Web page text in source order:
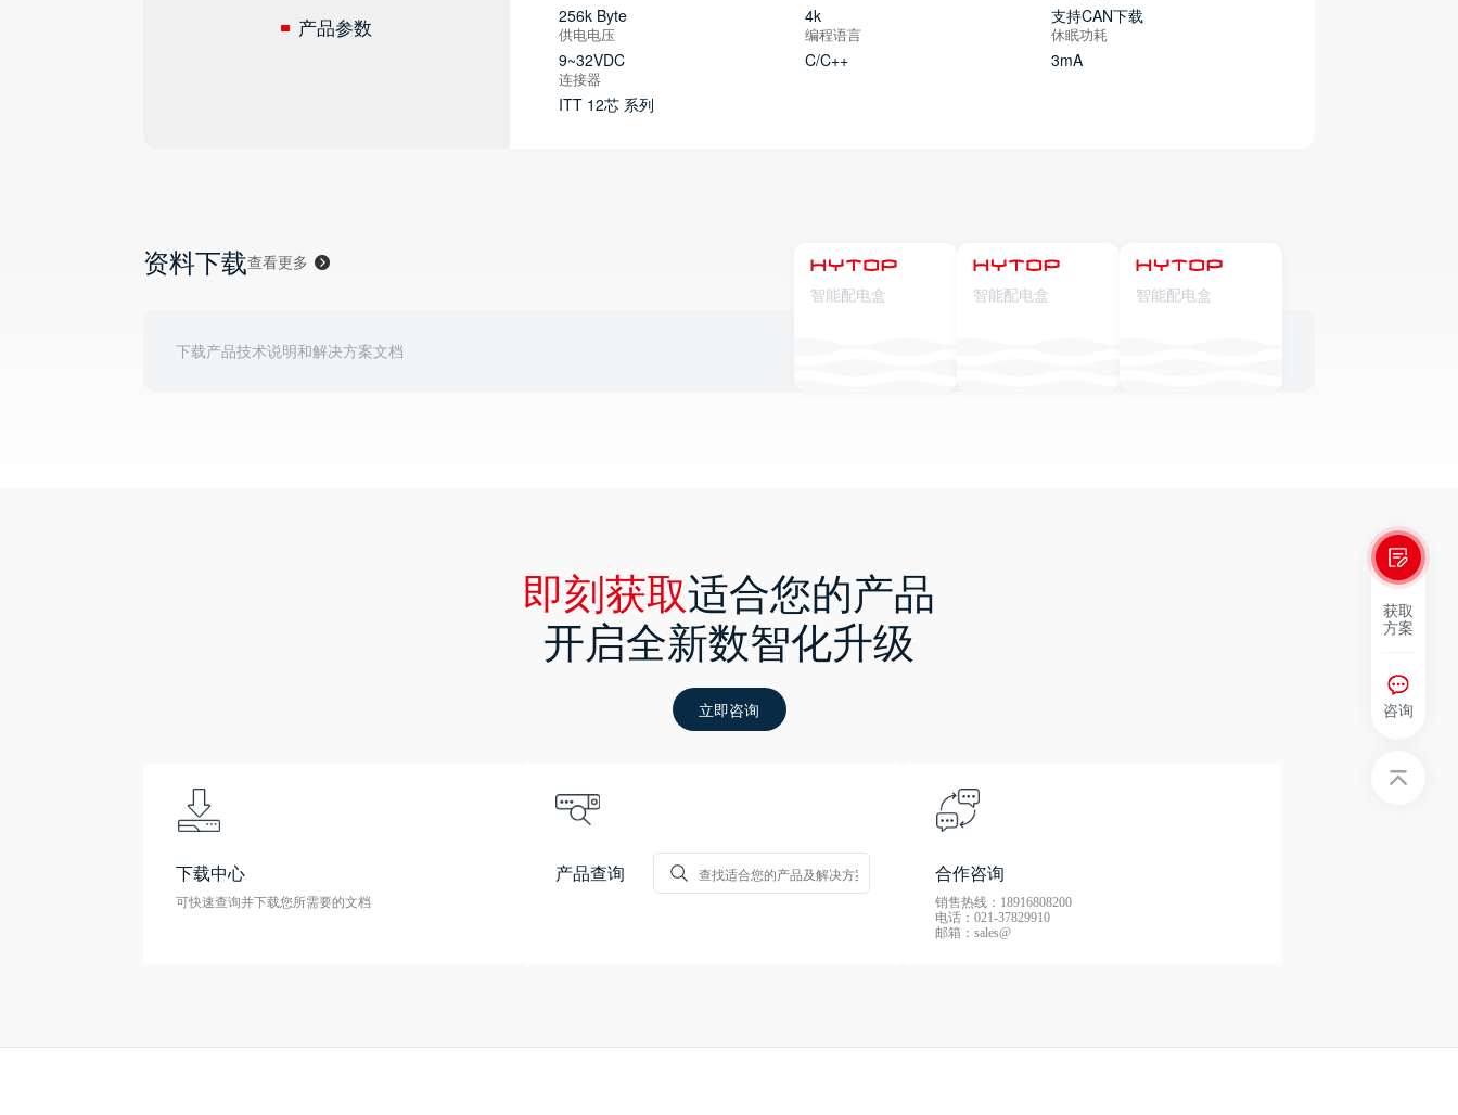
产品参数 256k Byte 4k 支持CAN下载
供电电压
9~32VDC
编程语言
C/C++
休眠功耗
3mA
连接器
ITT 12芯 系列
资料下载查看更多
下载产品技术说明和解决方案文档
智能配电盒 智能配电盒 智能配电盒
即刻获取适合您的产品
开启全新数智化升级
立即咨询
下载中心
可快速查询并下载您所需要的文档
产品查询 合作咨询
销售热线：18916808200
电话：021-37829910
邮箱：sales@
获取
方案
咨询